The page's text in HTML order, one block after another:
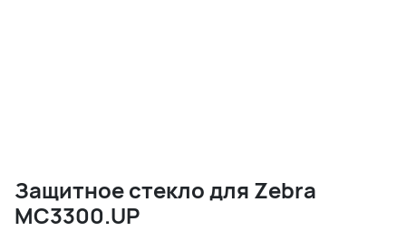
Защитное стекло для Zebra
MC3300.UP